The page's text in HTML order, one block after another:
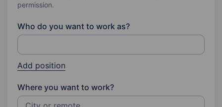
permission.
Who do you want to work as?
Add position
Where you want to work?